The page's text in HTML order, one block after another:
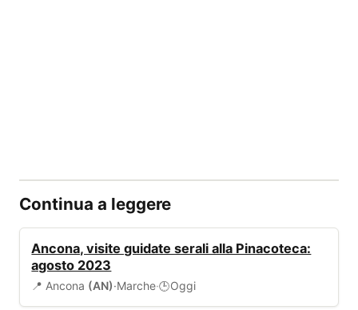
Continua a leggere
Ancona, visite guidate serali alla Pinacoteca:
agosto 2023
📍 Ancona (AN)·Marche·🕒Oggi